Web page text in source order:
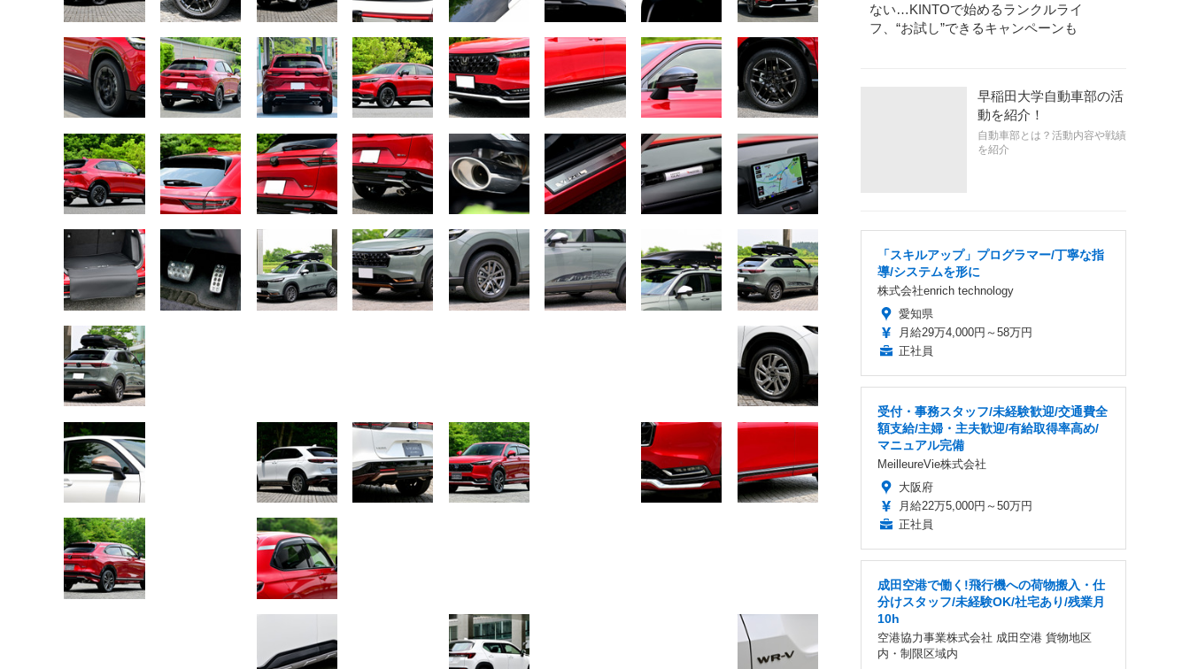
ない…KINTOで始めるランクルライ
フ、“お試し”できるキャンペーンも
早稲田大学自動車部の活
動を紹介！
自動車部とは？活動内容や戦績
を紹介
「スキルアップ」プログラマー/丁寧な指
導/システムを形に
株式会社enrich technology
愛知県
月給29万4,000円～58万円
正社員
受付・事務スタッフ/未経験歓迎/交通費全
額支給/主婦・主夫歓迎/有給取得率高め/
マニュアル完備
MeilleureVie株式会社
大阪府
月給22万5,000円～50万円
正社員
成田空港で働く!飛行機への荷物搬入・仕
分けスタッフ/未経験OK/社宅あり/残業月
10h
空港協力事業株式会社 成田空港 貨物地区
内・制限区域内